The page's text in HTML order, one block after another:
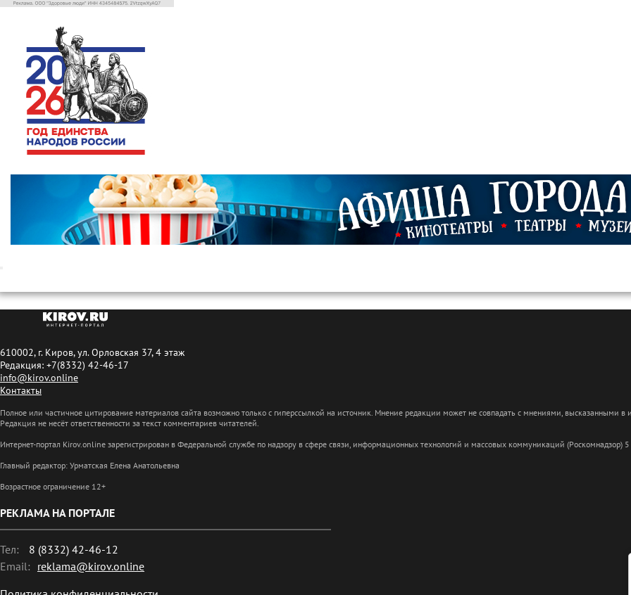
610002, г. Киров, ул. Орловская 37, 4 этаж
Редакция: +7(8332) 42-46-17
info@kirov.online
Контакты
Полное или частичное цитирование материалов сайта возможно только с гиперссылкой на источник. Мнение редакции может не совпадать с мнениями, высказанными
Редакция не несёт ответственности за текст комментариев читателей.
Интернет-портал Kirov.online зарегистрирован в Федеральной службе по надзору в сфере связи, информационных технологий и массовых коммуникаций
Главный редактор: Урматская Елена Анатольевна
Возрастное ограничение 12+
РЕКЛАМА НА ПОРТАЛЕ
Тел:
8 (8332) 42-46-12
Email: reklama@kirov.online